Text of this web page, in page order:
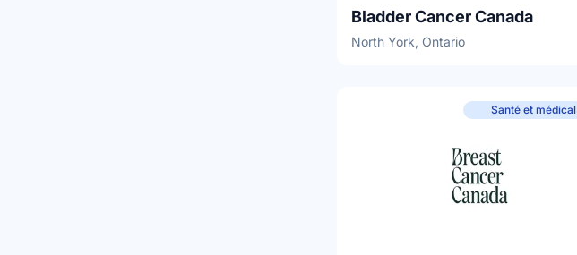
Bladder Cancer Canada
North York, Ontario
Santé et médical